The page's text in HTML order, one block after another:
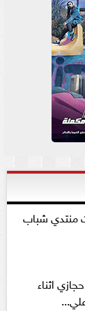
منتدي شباب
اثناء